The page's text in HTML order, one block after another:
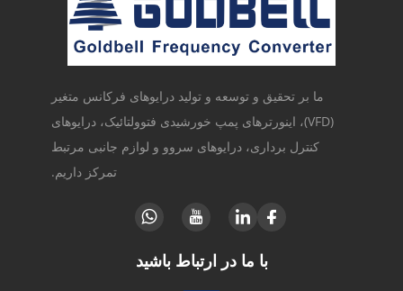
ما بر تحقیق و توسعه و تولید درایوهای فرکانس متغیر
(VFD)، اینورترهای پمپ خورشیدی فتوولتائیک، درایوهای
کنترل برداری، درایوهای سروو و لوازم جانبی مرتبط
تمرکز داریم.
با ما در ارتباط باشید